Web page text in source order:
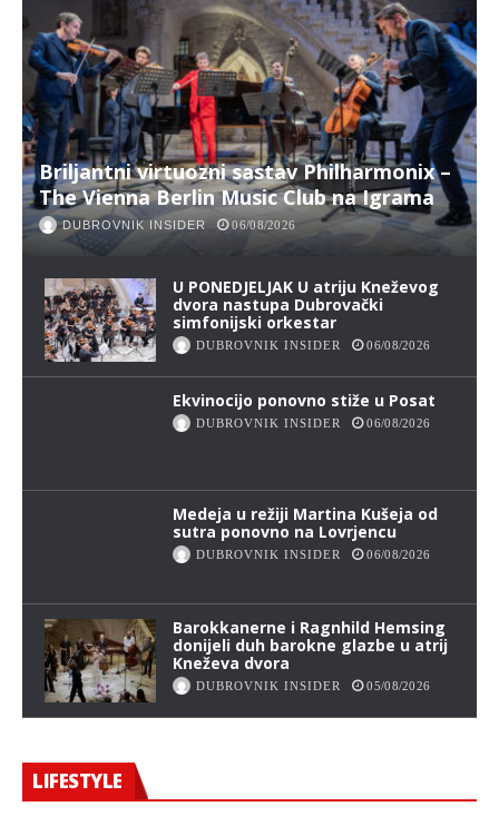
Briljantni virtuozni sastav Philharmonix –
The Vienna Berlin Music Club na Igrama
DUBROVNIK INSIDER 06/08/2026
U PONEDJELJAK U atriju Kneževog
dvora nastupa Dubrovački
simfonijski orkestar
DUBROVNIK INSIDER 06/08/2026
Ekvinocijo ponovno stiže u Posat
DUBROVNIK INSIDER 06/08/2026
Medeja u režiji Martina Kušeja od
sutra ponovno na Lovrjencu
DUBROVNIK INSIDER 06/08/2026
Barokkanerne i Ragnhild Hemsing
donijeli duh barokne glazbe u atrij
Kneževa dvora
DUBROVNIK INSIDER 05/08/2026
LIFESTYLE